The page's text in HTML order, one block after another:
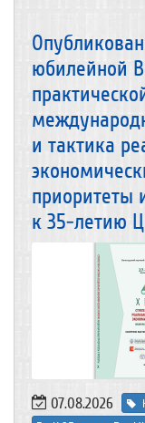
юбилейной
и тактика
приоритеты
к 35-летию
07.08.2026